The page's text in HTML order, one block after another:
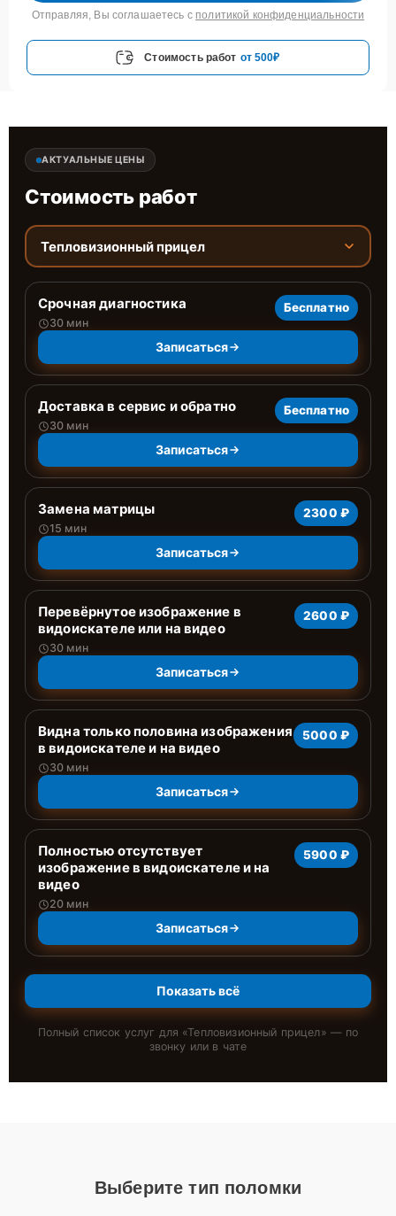
Отправляя, Вы соглашаетесь с политикой конфиденциальности
Стоимость работ от 500₽
АКТУАЛЬНЫЕ ЦЕНЫ
Стоимость работ
Тепловизионный прицел
Срочная диагностика
30 мин
Бесплатно
Записаться
Доставка в сервис и обратно
30 мин
Бесплатно
Записаться
Замена матрицы
15 мин
2300 ₽
Записаться
Перевёрнутое изображение в
видоискателе или на видео
30 мин
2600 ₽
Записаться
Видна только половина изображения
в видоискателе и на видео
30 мин
5000 ₽
Записаться
Полностью отсутствует
изображение в видоискателе и на
видео
20 мин
5900 ₽
Записаться
Показать всё
Полный список услуг для «Тепловизионный прицел» — по
звонку или в чате
Выберите тип поломки